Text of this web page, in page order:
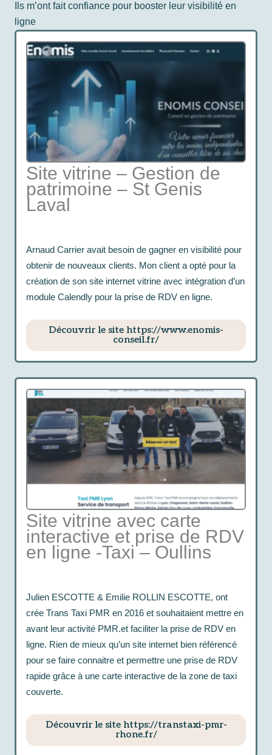
Ils m’ont fait confiance pour booster leur visibilité en
ligne
Site vitrine – Gestion de
patrimoine – St Genis
Laval
Arnaud Carrier avait besoin de gagner en visibilité pour
obtenir de nouveaux clients. Mon client a opté pour la
création de son site internet vitrine avec intégration d’un
module Calendly pour la prise de RDV en ligne.
Découvrir le site https://www.enomis-
conseil.fr/
Site vitrine avec carte
interactive et prise de RDV
en ligne -Taxi – Oullins
Julien ESCOTTE & Emilie ROLLIN ESCOTTE, ont
crée Trans Taxi PMR en 2016 et souhaitaient mettre en
avant leur activité PMR.et faciliter la prise de RDV en
ligne. Rien de mieux qu’un site internet bien référencé
pour se faire connaitre et permettre une prise de RDV
rapide grâce à une carte interactive de la zone de taxi
couverte.
Découvrir le site https://transtaxi-pmr-
rhone.fr/